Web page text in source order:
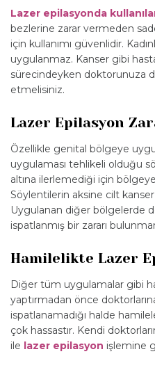
Lazer epilasyonda
bezlerine zarar vermeden
için kullanımı güvenlidir.
uygulanmaz. Kanser gibi
sürecindeyken doktorunuza
etmelisiniz.
Lazer Epilasyon
Özellikle genital bölgeye
uygulaması tehlikeli olduğu
altına ilerlemediği için
Söylentilerin aksine cilt
Uygulanan diğer bölgelerde
ispatlanmış bir zararı
Hamilelikte Lazer
Diğer tüm uygulamalar gibi
yaptırmadan önce
ispatlanamadığı halde
çok hassastır. Kendi
ile lazer epilasyon işlemine